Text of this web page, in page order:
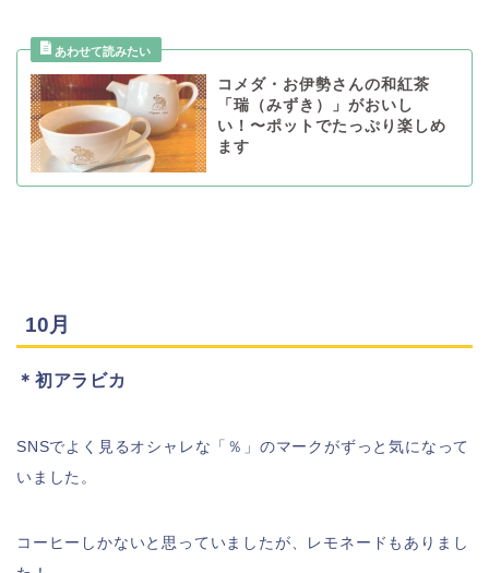
コメダ・お伊勢さんの和紅茶
「瑞（みずき）」がおいし
い！〜ポットでたっぷり楽しめ
ます
10月
＊初アラビカ
SNSでよく見るオシャレな「％」のマークがずっと気になって
いました。
コーヒーしかないと思っていましたが、レモネードもありまし